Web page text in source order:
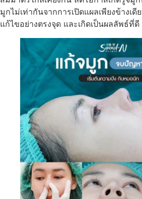
มูกไม่เท่ากันจากการเปิดแผลเพียงข้างเ
แก้ไขอย่างตรงจุด และเกิดเป็นผลลัพธ์ที่ดี